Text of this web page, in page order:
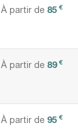
À partir de 85 €
À partir de 89€
À partir de 95 €